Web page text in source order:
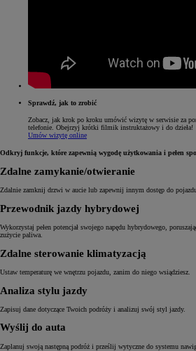
Sprawdź, jak to zrobić
Zobacz, jak krok po kroku umówić wizytę w serwisie za
telefonie. Obejrzyj krótki filmik instruktażowy i do dzieła!
Umów wizytę online
Odkryj funkcje, które zapewnią wygodę użytkowania i pełen
Zdalne zamykanie/otwieranie
Zdalnie zamknij drzwi w aucie lub zapewnij innym dostęp do
Przewodnik jazdy hybrydowej
Wykorzystaj pełen potencjał swojego napędu hybrydowego,
zużycie paliwa.
Zdalne sterowanie klimatyzacją
Ustaw temperaturę we wnętrzu pojazdu, zanim do niego wsiądziesz.
Analiza stylu jazdy
Zapisuj dane dotyczące Twoich podróży i analizuj swój styl jazdy.
Wyślij do auta
Zaplanuj swoją następną podróż i prześlij wytyczne do systemu